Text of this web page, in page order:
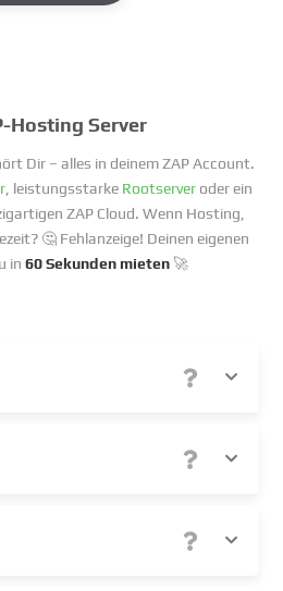
Hosting Server
Dir – alles in deinem ZAP Account.
, leistungsstarke Rootserveroder ein
ZAP Cloud. Wenn Hosting,
🤔 Fehlanzeige! Deinen eigenen
in 60 Sekunden mieten🚀